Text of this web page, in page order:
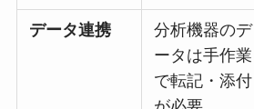
データ連携
分析機器のデ
ータは手作業
で転記・添付